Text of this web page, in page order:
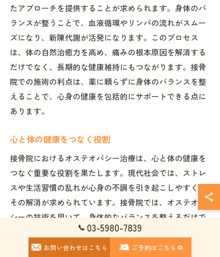
たアプローチを提供することが求められます。身体のバ
ランスが整うことで、血液循環やリンパの流れがスムー
ズになり、新陳代謝が活発になります。このプロセス
は、体の自然治癒力を高め、痛みの根本原因を解消する
だけでなく、長期的な健康維持にもつながります。接骨
院での施術の利点は、薬に頼らずに身体のバランスを整
えることで、心身の健康を包括的にサポートできる点に
あります。
心と体の健康をつなぐ役割
接骨院におけるオステオパシー治療は、心と体の健康を
つなぐ重要な役割を果たします。現代社会では、ストレ
スや生活習慣の乱れが心身の不調を引き起こしやすく、
その解消が求められています。接骨院では、オステオパ
シーの技術を用いて、身体的なバランスを整えるだけで
なく、心の健康もサポートします。身体の調和が整う
と、自分自身の心の状態にも良い影響を与えることが多
03-5980-7839
お問い合わせはこちら ご予約はこちら